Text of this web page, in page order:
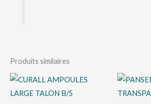
Produits similaires